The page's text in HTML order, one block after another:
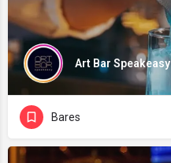
Art Bar Speakeasy
Bares